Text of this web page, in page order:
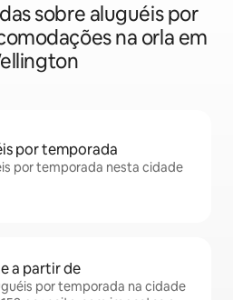
sobre aluguéis por
na orla em
por temporada
por temporada nesta cidade
a partir de
por temporada na cidade